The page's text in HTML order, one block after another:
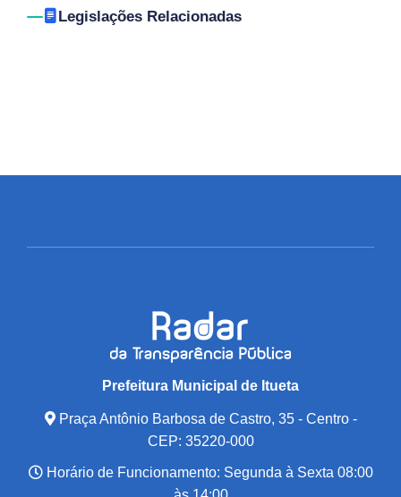
Legislações Relacionadas
Prefeitura Municipal de Itueta
Praça Antônio Barbosa de Castro, 35 - Centro -
CEP: 35220-000
Horário de Funcionamento: Segunda à Sexta 08:00